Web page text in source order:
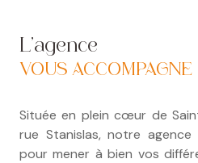
L'agence
VOUS ACCOMPAGNE
Située en plein cœur de
rue Stanislas, notre
pour mener à bien vos